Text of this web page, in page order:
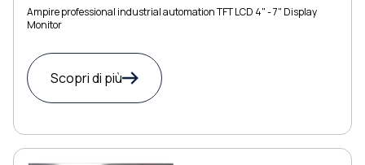
Ampire professional industrial automation TFT LCD 4" - 7" Display
Monitor
Scopri di più